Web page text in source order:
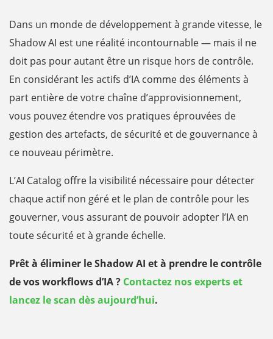
Dans un monde de développement à grande vitesse, le
Shadow AI est une réalité incontournable — mais il ne
doit pas pour autant être un risque hors de contrôle.
En considérant les actifs d’IA comme des éléments à
part entière de votre chaîne d’approvisionnement,
vous pouvez étendre vos pratiques éprouvées de
gestion des artefacts, de sécurité et de gouvernance à
ce nouveau périmètre.
L’AI Catalog offre la visibilité nécessaire pour détecter
chaque actif non géré et le plan de contrôle pour les
gouverner, vous assurant de pouvoir adopter l’IA en
toute sécurité et à grande échelle.
Prêt à éliminer le Shadow AI et à prendre le contrôle
de vos workflows d’IA ? Contactez nos experts et
lancez le scan dès aujourd’hui.